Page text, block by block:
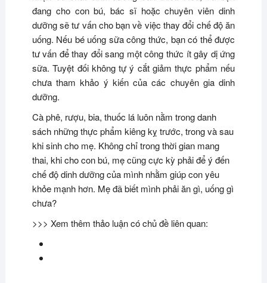
đang cho con bú, bác sĩ hoặc chuyên viên dinh
dưỡng sẽ tư vấn cho bạn về việc thay đổi chế độ ăn
uống. Nếu bé uống sữa công thức, bạn có thể được
tư vấn để thay đổi sang một công thức ít gây dị ứng
sữa. Tuyệt đối không tự ý cắt giảm thực phẩm nếu
chưa tham khảo ý kiến của các chuyên gia dinh
dưỡng.
Cà phê, rượu, bia, thuốc lá luôn nằm trong danh
sách những thực phẩm kiêng kỵ trước, trong và sau
khi sinh cho mẹ. Không chỉ trong thời gian mang
thai, khi cho con bú, mẹ cũng cực kỳ phải để ý đến
chế độ dinh dưỡng của mình nhằm giúp con yêu
khỏe mạnh hơn. Mẹ đã biết mình phải ăn gì, uống gì
chưa?
>>> Xem thêm thảo luận có chủ đề liên quan: